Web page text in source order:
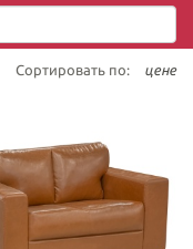
Сортировать по: цене